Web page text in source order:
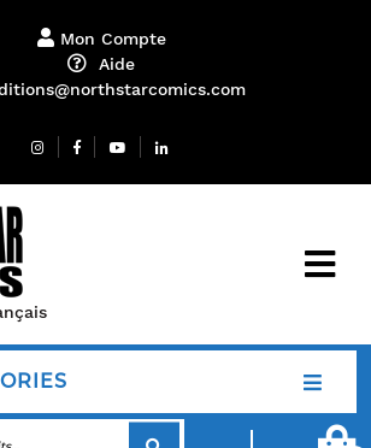
Mon Compte
Aide